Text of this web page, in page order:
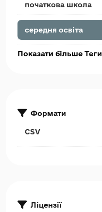
початкова школа
середня освіта
Показати більше Теги
Формати
CSV
Ліцензії